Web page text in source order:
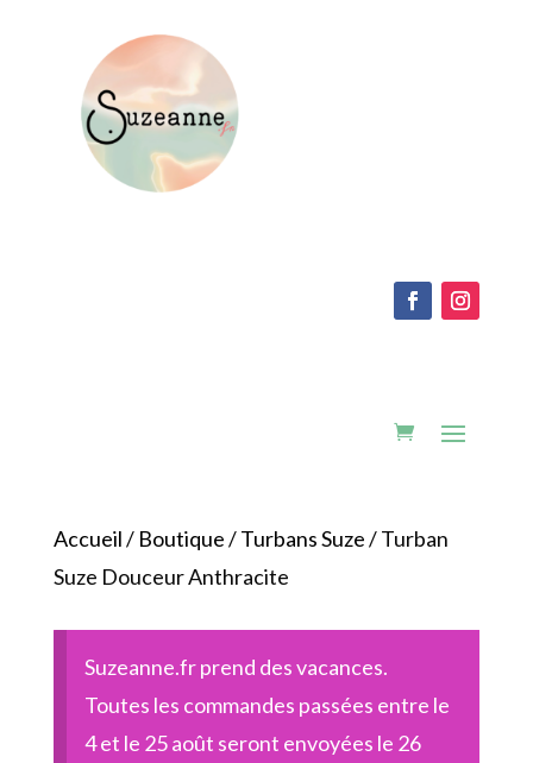
Accueil/ Boutique/Turbans Suze/ Turban
Suze Douceur Anthracite
Suzeanne.fr prend des vacances.
Toutes les commandes passées entre le
4 et le 25 août seront envoyées le 26